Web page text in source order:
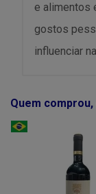
e alimentos
gostos
influenciar
Quem